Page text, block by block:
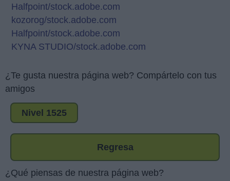
Halfpoint/stock.adobe.com
kozorog/stock.adobe.com
Halfpoint/stock.adobe.com
KYNA STUDIO/stock.adobe.com
¿Te gusta nuestra página web? Compártelo con tus
amigos
Nivel 1525
Regresa
¿Qué piensas de nuestra página web?